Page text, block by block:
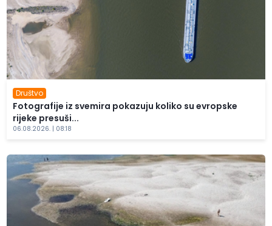
Društvo
Fotografije iz svemira pokazuju koliko su evropske
rijeke presuši...
06.08.2026. | 08:18